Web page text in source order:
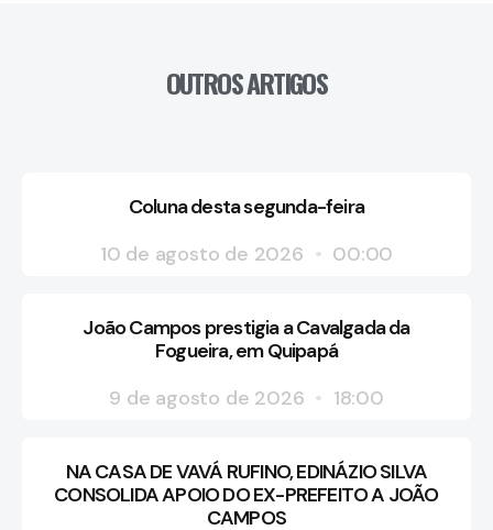
OUTROS ARTIGOS
Coluna desta segunda-feira
10 de agosto de 2026
00:00
João Campos prestigia a Cavalgada da
Fogueira, em Quipapá
9 de agosto de 2026
18:00
NA CASA DE VAVÁ RUFINO, EDINÁZIO SILVA
CONSOLIDA APOIO DO EX-PREFEITO A JOÃO
CAMPOS